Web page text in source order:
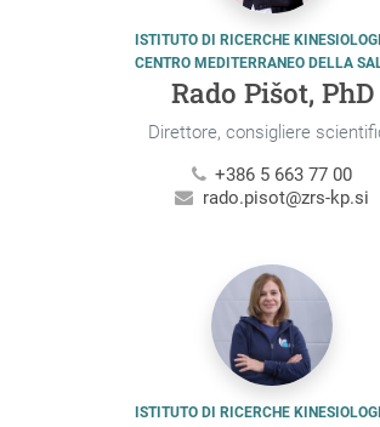
ISTITUTO DI RICERCHE
CENTRO MEDITERRANEO DELLA
Rado Pišot, PhD
Direttore, consigliere
+386 5 663 77 00
rado.pisot@zrs-kp.si
ISTITUTO DI RICERCHE